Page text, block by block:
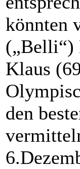
könnten
(„Belli“)
Klaus
den